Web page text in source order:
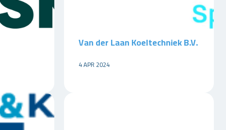
Van der Laan Koeltechniek B.V.
4 APR 2024